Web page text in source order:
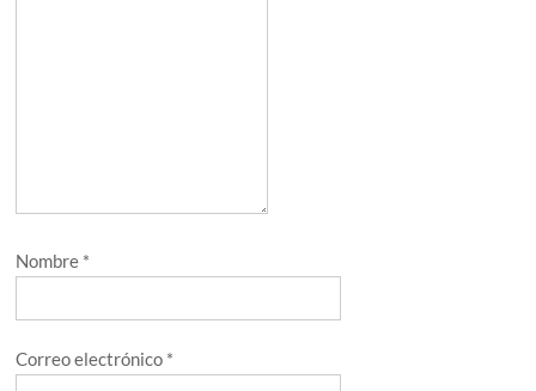
Nombre *
Correo electrónico *